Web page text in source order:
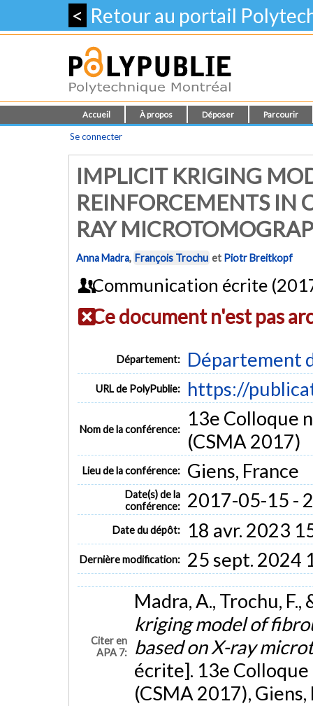
< Retour au portail
Accueil À propos Déposer Parcourir
Se connecter
IMPLICIT KRIGING
REINFORCEMENTS IN
RAY
Anna Madra, François Trochu et Piotr Breitkopf
Communication écrite
Ce document n'est pas
Département: Département
URL de PolyPublie: https://
Nom de la conférence:
13e Colloque
(CSMA 2017)
Lieu de la conférence: Giens, France
Date(s) de la
conférence:
2017-05-15 -
Date du dépôt: 18 avr. 2023
Dernière modification: 25 sept. 2024
Citer en
APA 7:
Madra, A., Trochu,
kriging model of
based on X-ray
écrite]. 13e
(CSMA 2017), Giens,